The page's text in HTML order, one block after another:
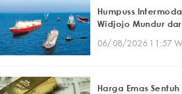
Humpuss
Widjojo Mundur
06/08/2026 11:57
Harga Emas